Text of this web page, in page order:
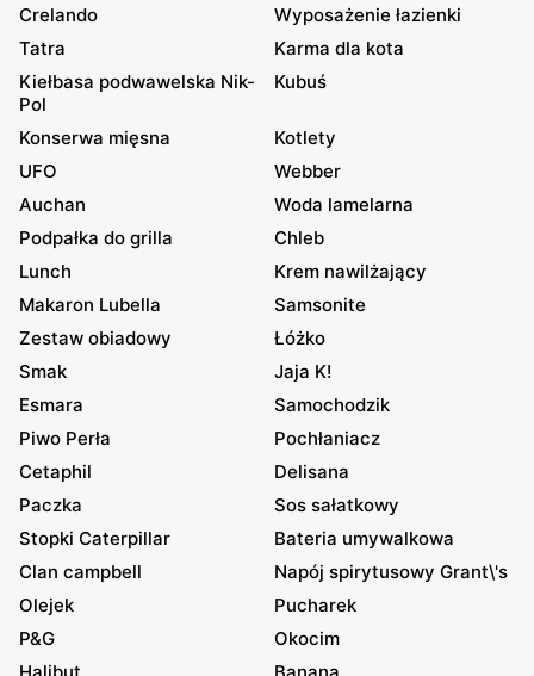
Crelando
Wyposażenie łazienki
Tatra
Karma dla kota
Kiełbasa podwawelska Nik-
Pol
Kubuś
Konserwa mięsna
Kotlety
UFO
Webber
Auchan
Woda lamelarna
Podpałka do grilla
Chleb
Lunch
Krem nawilżający
Makaron Lubella
Samsonite
Zestaw obiadowy
Łóżko
Smak
Jaja K!
Esmara
Samochodzik
Piwo Perła
Pochłaniacz
Cetaphil
Delisana
Paczka
Sos sałatkowy
Stopki Caterpillar
Bateria umywalkowa
Clan campbell
Napój spirytusowy Grant\'s
Olejek
Pucharek
P&G
Okocim